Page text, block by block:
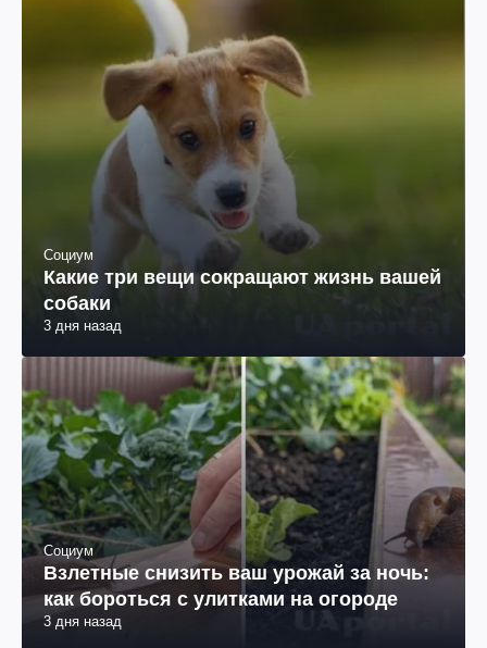
Социум
Какие три вещи сокращают жизнь вашей
собаки
3 дня назад
Социум
Взлетные снизить ваш урожай за ночь:
как бороться с улитками на огороде
3 дня назад